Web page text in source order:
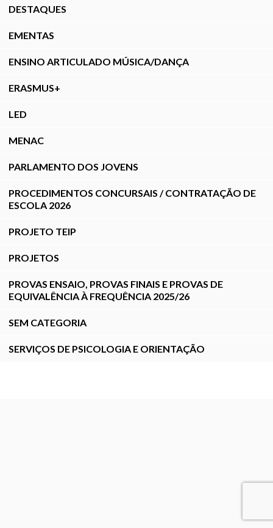
DESTAQUES
EMENTAS
ENSINO ARTICULADO MÚSICA/DANÇA
ERASMUS+
LED
MENAC
PARLAMENTO DOS JOVENS
PROCEDIMENTOS CONCURSAIS / CONTRATAÇÃO DE
ESCOLA 2026
PROJETO TEIP
PROJETOS
PROVAS ENSAIO, PROVAS FINAIS E PROVAS DE
EQUIVALÊNCIA À FREQUÊNCIA 2025/26
SEM CATEGORIA
SERVIÇOS DE PSICOLOGIA E ORIENTAÇÃO